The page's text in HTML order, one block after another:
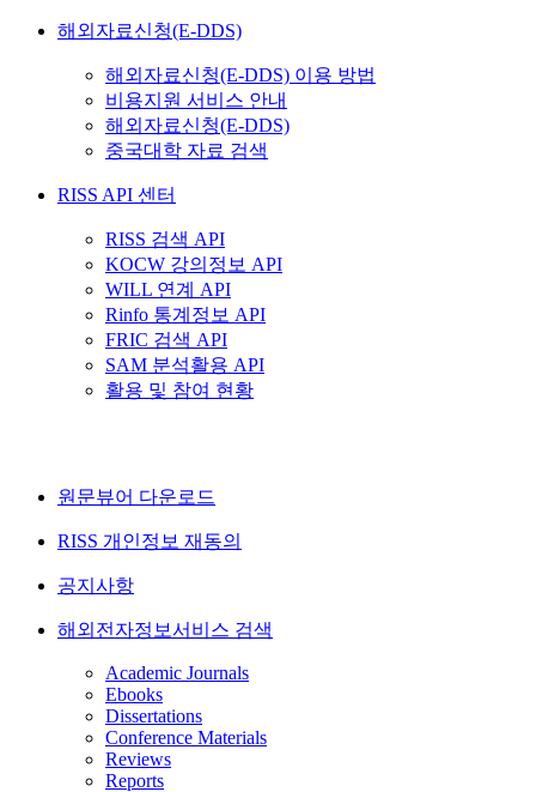
해외자료신청(E-DDS)
해외자료신청(E-DDS) 이용 방법
비용지원 서비스 안내
해외자료신청(E-DDS)
중국대학 자료 검색
RISS API 센터
RISS 검색 API
KOCW 강의정보 API
WILL 연계 API
Rinfo 통계정보 API
FRIC 검색 API
SAM 분석활용 API
활용 및 참여 현황
원문뷰어 다운로드
RISS 개인정보 재동의
공지사항
해외전자정보서비스 검색
Academic Journals
Ebooks
Dissertations
Conference Materials
Reviews
Reports